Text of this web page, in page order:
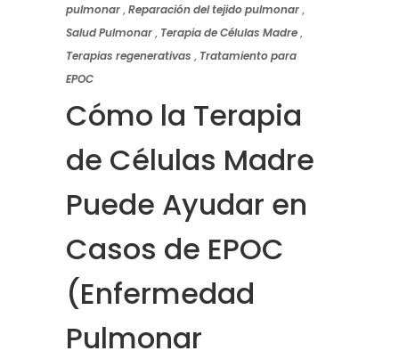
pulmonar,Reparación del tejido pulmonar,
Salud Pulmonar, Terapia de Células Madre,
Terapias regenerativas , Tratamiento para
EPOC
Cómo la Terapia
de Células Madre
Puede Ayudar en
Casos de EPOC
(Enfermedad
Pulmonar